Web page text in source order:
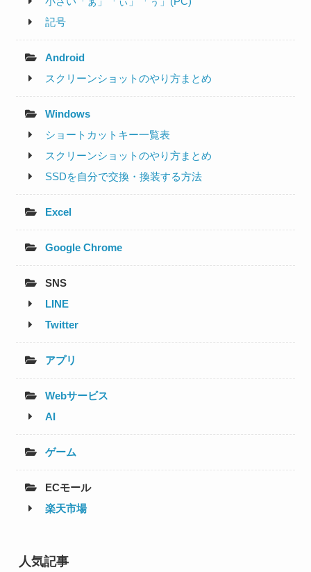
記号
Android
スクリーンショットのやり方まとめ
Windows
ショートカットキー一覧表
スクリーンショットのやり方まとめ
SSDを自分で交換・換装する方法
Excel
Google Chrome
SNS
LINE
Twitter
アプリ
Webサービス
AI
ゲーム
ECモール
楽天市場
人気記事